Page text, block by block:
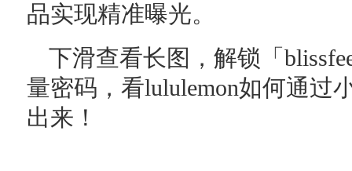
品实现精准曝光。
下滑查看长图，解锁「
量密码，看lululemon如何通过
出来！